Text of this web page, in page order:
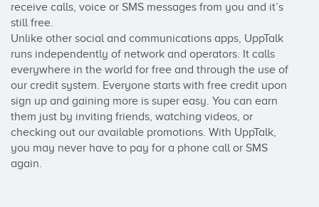
receive calls, voice or SMS messages from you and it’s
still free.
Unlike other social and communications apps, UppTalk
runs independently of network and operators. It calls
everywhere in the world for free and through the use of
our credit system. Everyone starts with free credit upon
sign up and gaining more is super easy. You can earn
them just by inviting friends, watching videos, or
checking out our available promotions. With UppTalk,
you may never have to pay for a phone call or SMS
again.